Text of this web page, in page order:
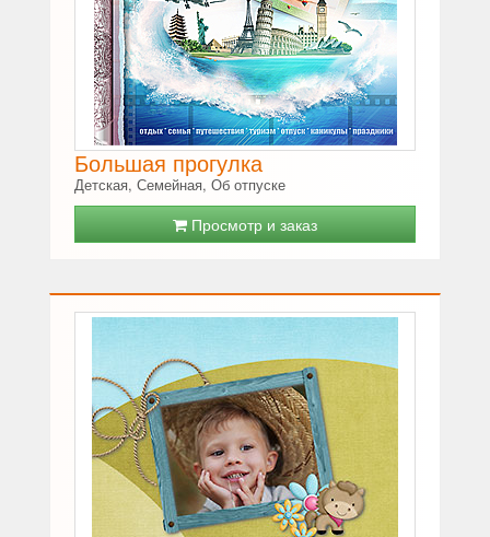
Большая прогулка
Детская, Семейная, Об отпуске
Просмотр и заказ